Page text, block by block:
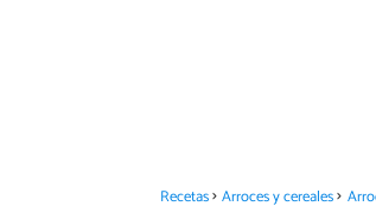
Recetas Arroces y cereales